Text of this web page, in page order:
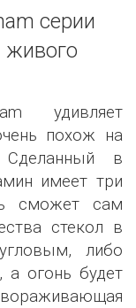
серии
живого
удивляет
похож на
в
имеет три
сможет сам
стекол в
либо
а огонь будет